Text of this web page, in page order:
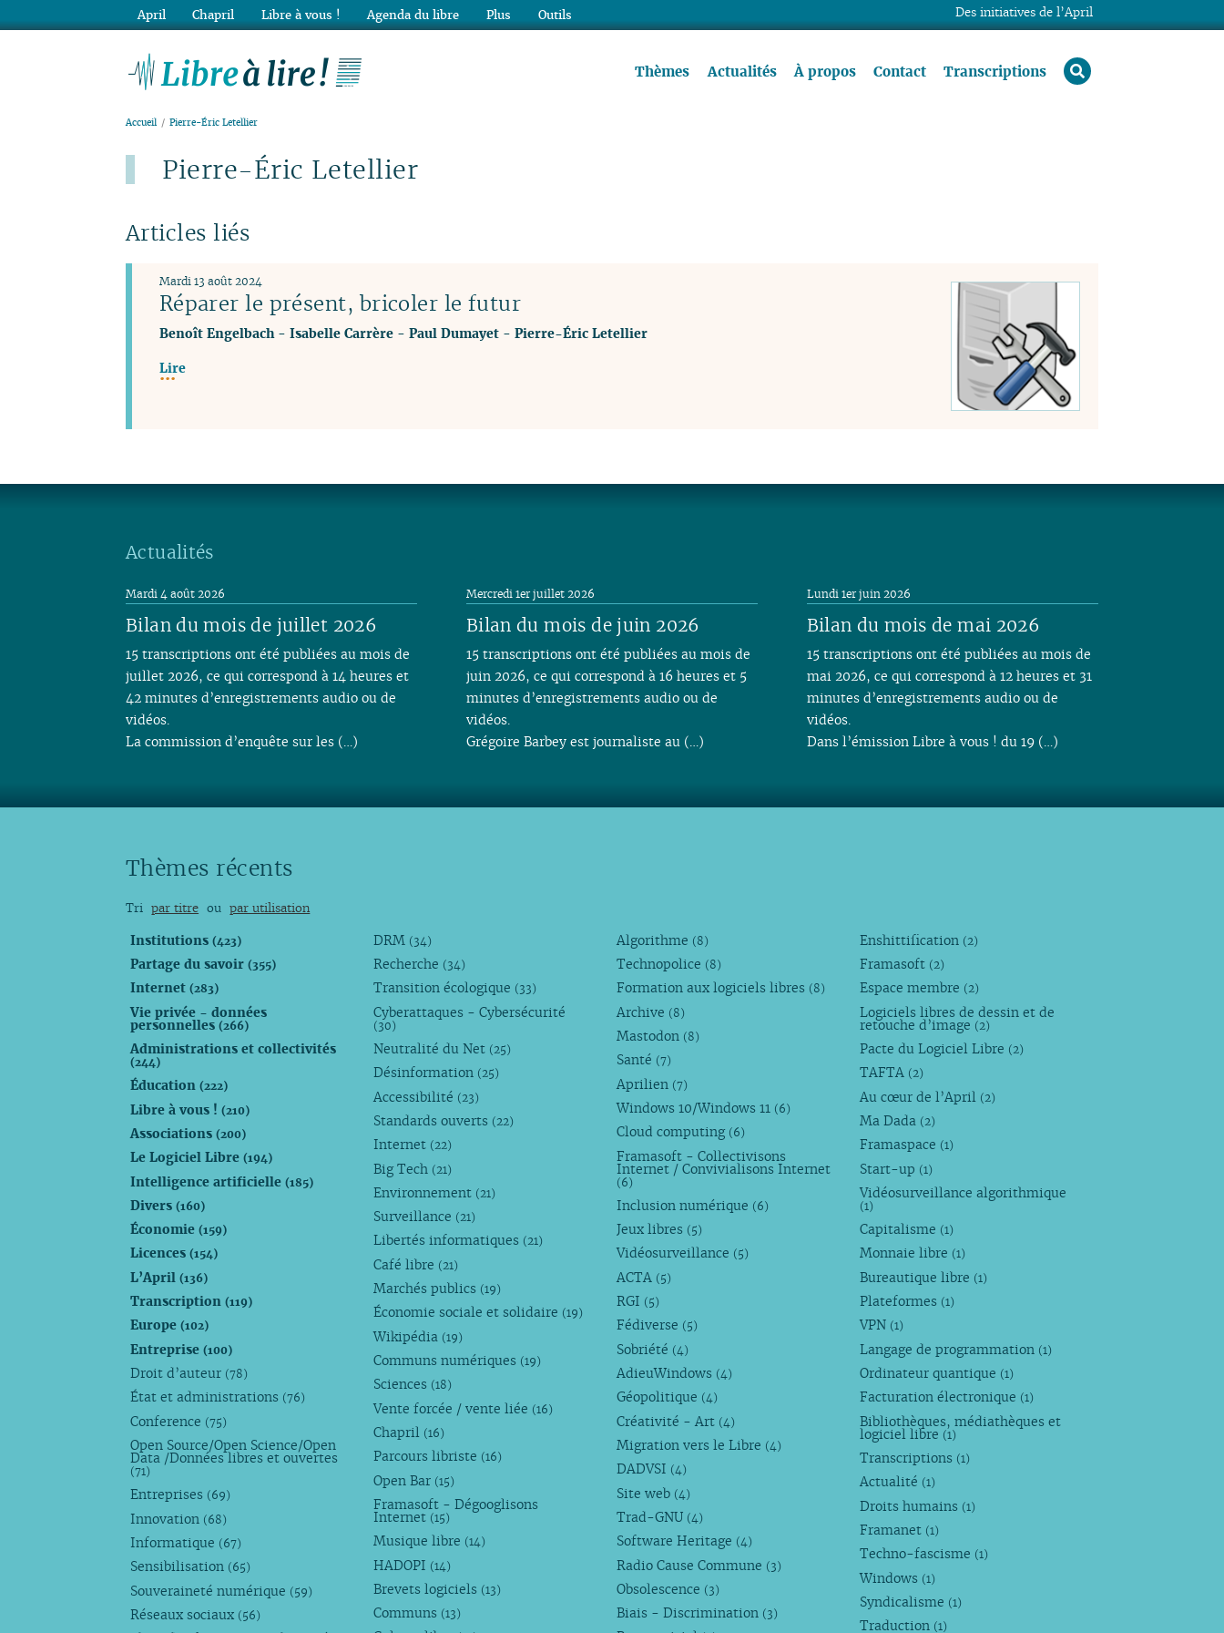
Thèmes Actualités À propos Contact Transcriptions rechercher
Accueil Pierre-Éric Letellier
Pierre-Éric Letellier
Articles liés
Réparer le présent, bricoler le futur
Mardi 13 août 2024
Benoît Engelbach- Isabelle Carrère- Paul Dumayet- Pierre-Éric Letellier
Lire
Actualités
Bilan du mois de juillet 2026
Mardi 4 août 2026
15 transcriptions ont été publiées au mois de
juillet 2026, ce qui correspond à 14 heures et
42 minutes d’enregistrements audio ou de
vidéos.
La commission d’enquête sur les (…)
Bilan du mois de juin 2026
Mercredi 1er juillet 2026
15 transcriptions ont été publiées au mois de
juin 2026, ce qui correspond à 16 heures et 5
minutes d’enregistrements audio ou de
vidéos.
Grégoire Barbey est journaliste au (…)
Bilan du mois de mai 2026
Lundi 1er juin 2026
15 transcriptions ont été publiées au mois de
mai 2026, ce qui correspond à 12 heures et 31
minutes d’enregistrements audio ou de
vidéos.
Dans l’émission Libre à vous ! du 19 (…)
Thèmes récents
Tri par titre ou par utilisation
Institutions(423)
Partage du savoir(355)
Internet(283)
Vie privée - données
personnelles(266)
Administrations et collectivités
(244)
Éducation(222)
Libre à vous !(210)
Associations(200)
Le Logiciel Libre(194)
Intelligence artificielle(185)
Divers(160)
Économie(159)
Licences(154)
L’April(136)
Transcription(119)
Europe(102)
Entreprise(100)
Droit d’auteur (78)
État et administrations (76)
Conference (75)
Open Source/Open Science/Open
Data /Données libres et ouvertes
(71)
Entreprises (69)
Innovation (68)
Informatique (67)
Sensibilisation (65)
Souveraineté numérique (59)
Réseaux sociaux (56)
DRM (34)
Recherche (34)
Transition écologique (33)
Cyberattaques - Cybersécurité
(30)
Neutralité du Net (25)
Désinformation (25)
Accessibilité (23)
Standards ouverts (22)
Internet (22)
Big Tech (21)
Environnement (21)
Surveillance (21)
Libertés informatiques (21)
Café libre (21)
Marchés publics (19)
Économie sociale et solidaire (19)
Wikipédia (19)
Communs numériques (19)
Sciences (18)
Vente forcée / vente liée (16)
Chapril (16)
Parcours libriste (16)
Open Bar (15)
Framasoft - Dégooglisons
Internet (15)
Musique libre (14)
HADOPI (14)
Brevets logiciels (13)
Communs (13)
Algorithme (8)
Technopolice (8)
Formation aux logiciels libres (8)
Archive (8)
Mastodon (8)
Santé (7)
Aprilien (7)
Windows 10/Windows 11 (6)
Cloud computing (6)
Framasoft - Collectivisons
Internet / Convivialisons Internet
(6)
Inclusion numérique (6)
Jeux libres (5)
Vidéosurveillance (5)
ACTA (5)
RGI (5)
Fédiverse (5)
Sobriété (4)
AdieuWindows (4)
Géopolitique (4)
Créativité - Art (4)
Migration vers le Libre (4)
DADVSI (4)
Site web (4)
Trad-GNU (4)
Software Heritage (4)
Radio Cause Commune (3)
Obsolescence (3)
Biais - Discrimination (3)
Enshittification (2)
Framasoft (2)
Espace membre (2)
Logiciels libres de dessin et de
retouche d’image (2)
Pacte du Logiciel Libre (2)
TAFTA (2)
Au cœur de l’April (2)
Ma Dada (2)
Framaspace (1)
Start-up (1)
Vidéosurveillance algorithmique
(1)
Capitalisme (1)
Monnaie libre (1)
Bureautique libre (1)
Plateformes (1)
VPN (1)
Langage de programmation (1)
Ordinateur quantique (1)
Facturation électronique (1)
Bibliothèques, médiathèques et
logiciel libre (1)
Transcriptions (1)
Actualité (1)
Droits humains (1)
Framanet (1)
Techno-fascisme (1)
Windows (1)
Syndicalisme (1)
Traduction (1)
Des initiatives de l’April
April Chapril Libre à vous ! Agenda du libre Plus Outils